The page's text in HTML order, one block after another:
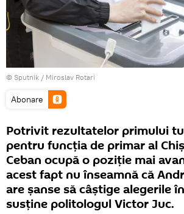
© Sputnik / Miroslav Rotari
Abonare
Potrivit rezultatelor primului
pentru funcția de primar al
Ceban ocupă o poziție mai
acest fapt nu înseamnă că
are șanse să câștige alegerile
susține politologul Victor Juc.